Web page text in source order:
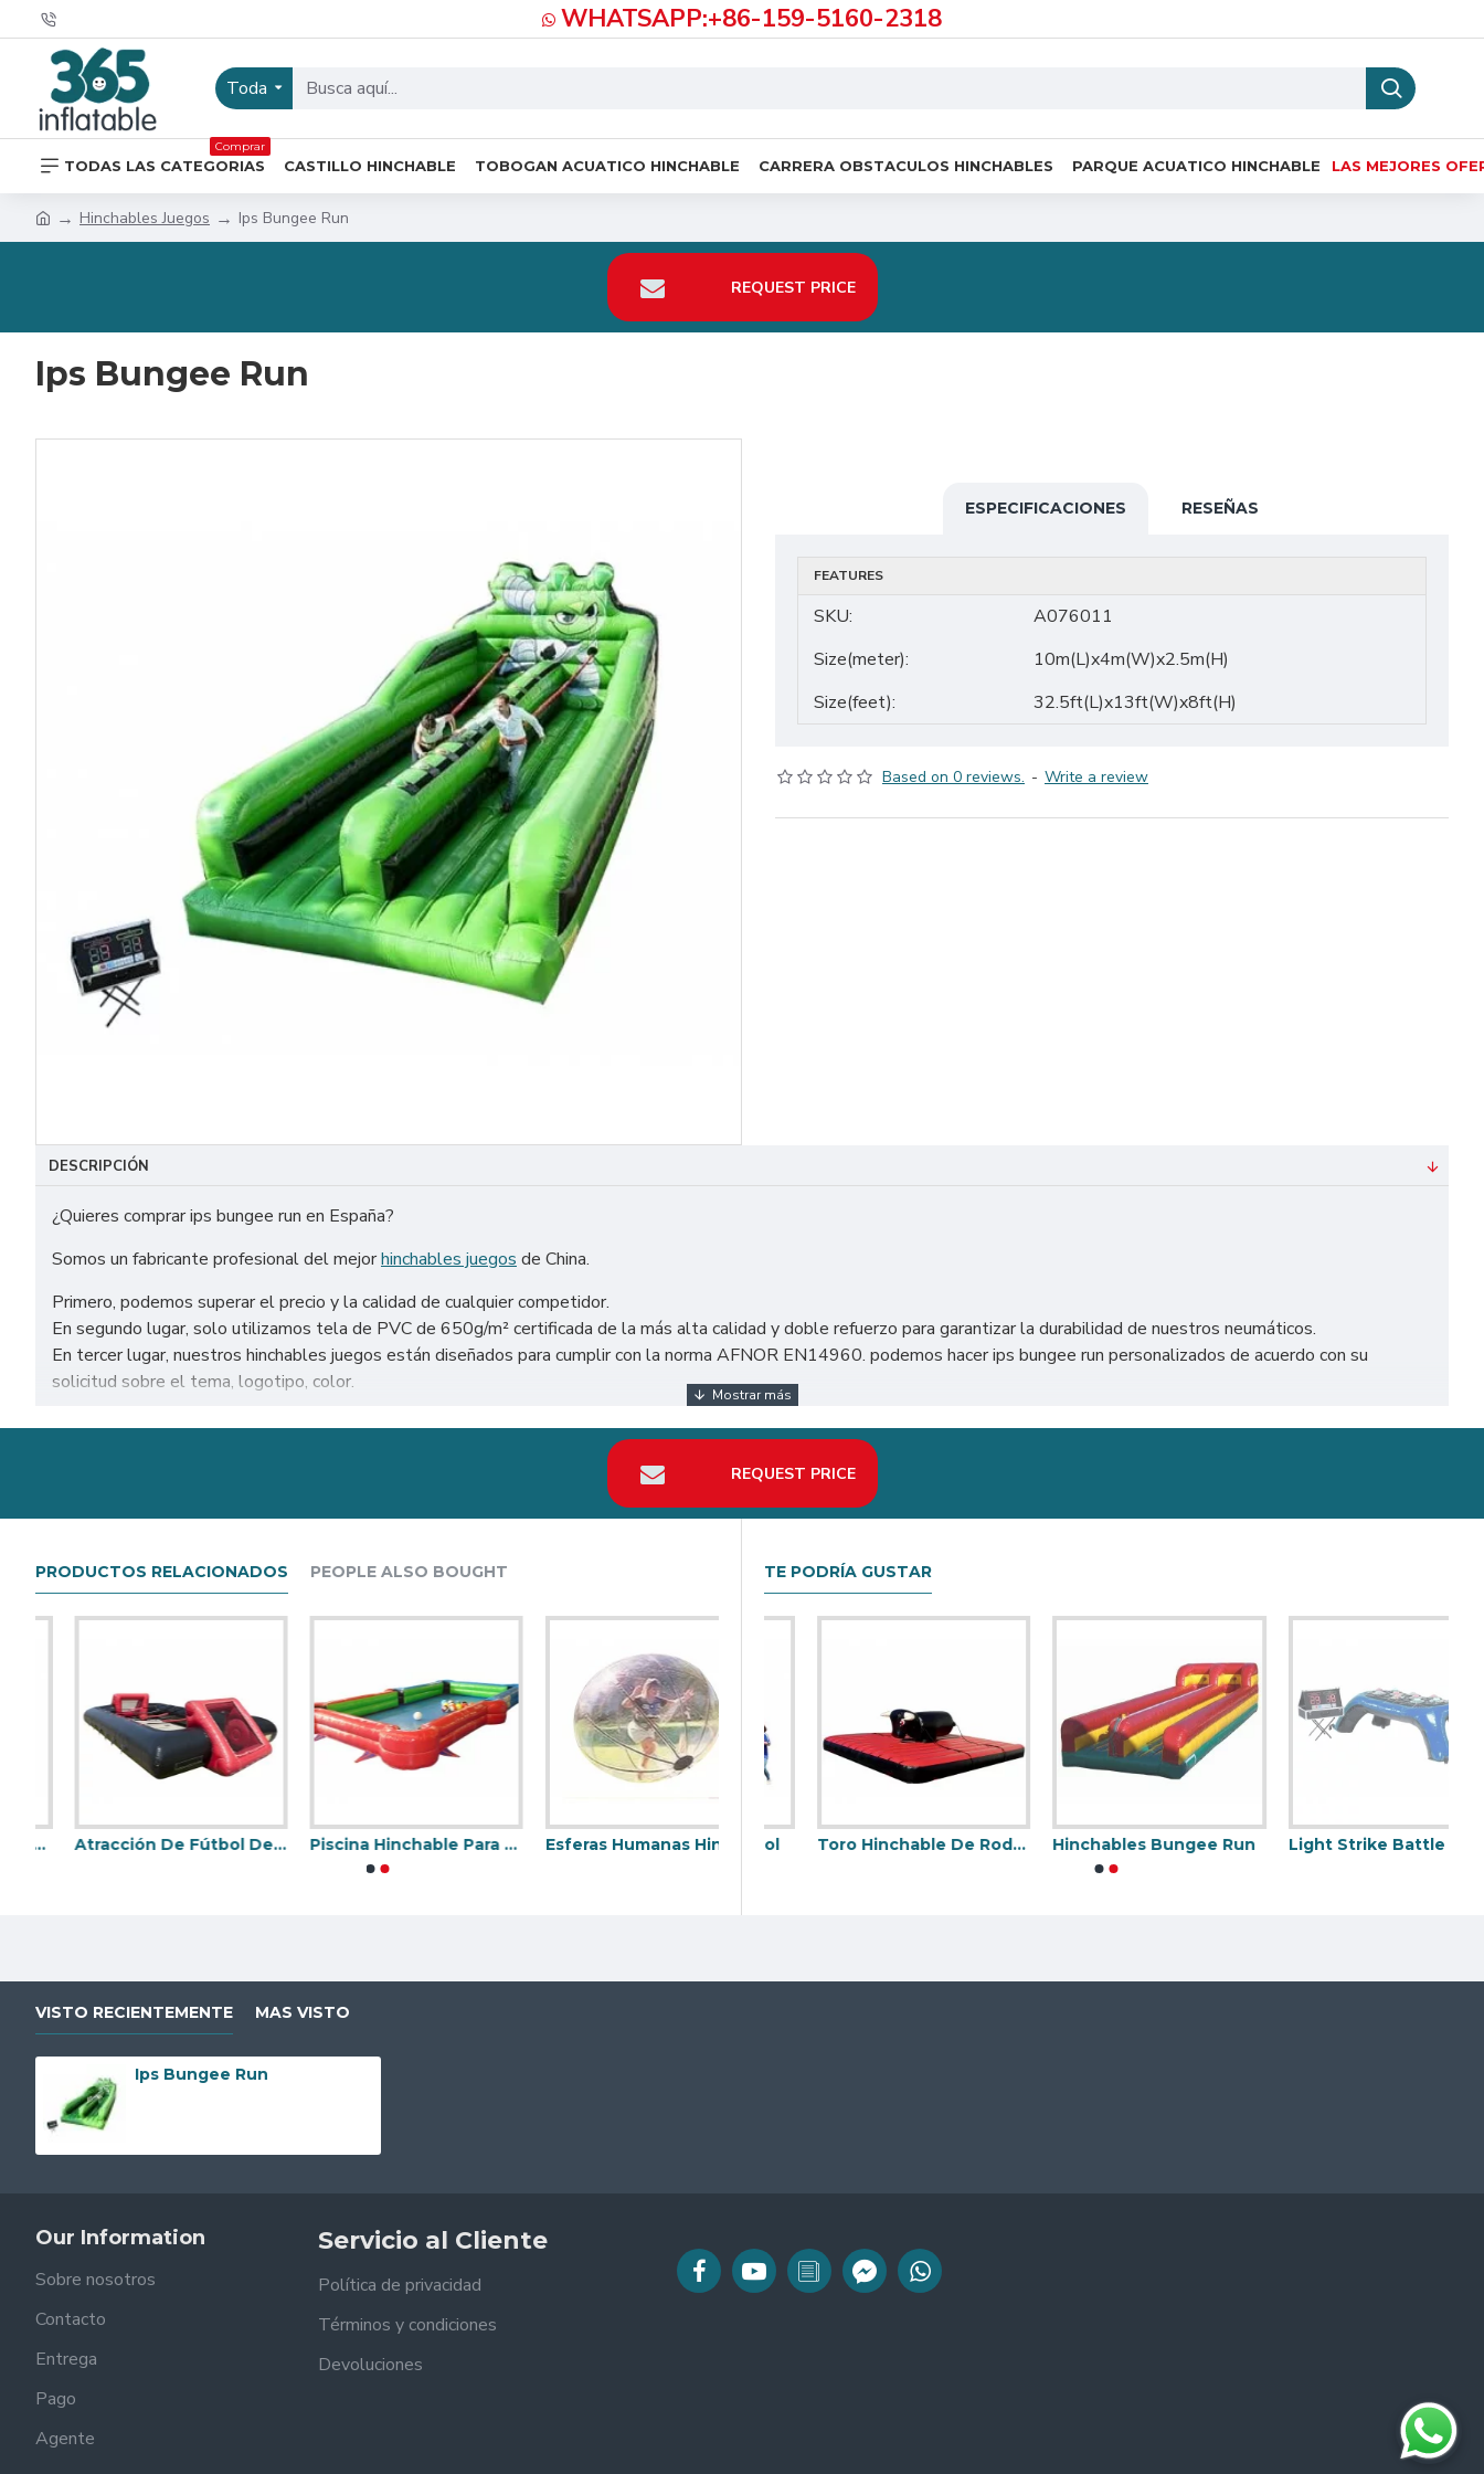
WHATSAPP:+86-159-5160-2318
Toda
TODAS LAS CATEGORIAS
Comprar
CASTILLO HINCHABLE TOBOGAN ACUATICO HINCHABLE CARRERA OBSTACULOS HINCHABLES PARQUE ACUATICO HINCHABLE LAS MEJORES
Hinchables Juegos Ips Bungee Run
REQUEST PRICE
Ips Bungee Run
ESPECIFICACIONES RESEÑAS
FEATURES
SKU:
A076011
Size(meter):
10m(L)x4m(W)x2.5m(H)
Size(feet):
32.5ft(L)x13ft(W)x8ft(H)
Based on 0 reviews. - Write a review
DESCRIPCIÓN
¿Quieres comprar ips bungee run en España?
Somos un fabricante profesional del mejorhinchables juegos de China.
Primero, podemos superar el precio y la calidad de cualquier competidor.
En segundo lugar, solo utilizamos tela de PVC de 650g/m² certificada de la más alta calidad y doble refuerzo para garantizar la durabilidad de nuestros neumáticos.
En tercer lugar, nuestros hinchables juegos están diseñados para cumplir con la norma AFNOR EN14960. podemos hacer ips bungee run personalizados de acuerdo con su
solicitud sobre el tema, logotipo, color.
Venta de ips bungee run en todo el mundo: Estados Unidos, México, Argentina, Chile, etc. Particularmente en España, como Madrid, Barcelona, Valencia, Sevilla, Málaga, etc.
Nuestra combinación de seguridad, calidad y diseños le brinda el mejor retorno de la inversión en su negocio de alquiler Castillo Hinchable.
REQUEST PRICE
PRODUCTOS RELACIONADOS PEOPLE ALSO BOUGHT
Atracción De Fútbol De Mesa Humana Hinchable Piscina Hinchable Para Pies Esferas Humanas Hinchables
TE PODRÍA GUSTAR
Futbolin Humano Toro Mecanico Con Hinchable Diana Hinchable Futbol Toro Hinchable De Rodeo Con Correas Hinchables Bungee Run Light Strike Battle
VISTO RECIENTEMENTE MAS VISTO
Ips Bungee Run
Our Information
Sobre nosotros
Contacto
Entrega
Pago
Agente
Servicio al Cliente
Política de privacidad
Términos y condiciones
Devoluciones